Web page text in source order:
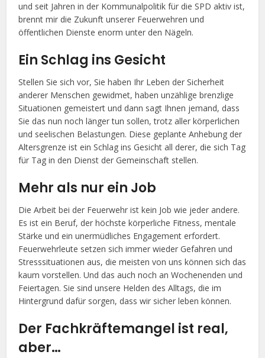
und seit Jahren in der Kommunalpolitik für die SPD aktiv ist,
brennt mir die Zukunft unserer Feuerwehren und
öffentlichen Dienste enorm unter den Nägeln.
Ein Schlag ins Gesicht
Stellen Sie sich vor, Sie haben Ihr Leben der Sicherheit
anderer Menschen gewidmet, haben unzählige brenzlige
Situationen gemeistert und dann sagt Ihnen jemand, dass
Sie das nun noch länger tun sollen, trotz aller körperlichen
und seelischen Belastungen. Diese geplante Anhebung der
Altersgrenze ist ein Schlag ins Gesicht all derer, die sich Tag
für Tag in den Dienst der Gemeinschaft stellen.
Mehr als nur ein Job
Die Arbeit bei der Feuerwehr ist kein Job wie jeder andere.
Es ist ein Beruf, der höchste körperliche Fitness, mentale
Stärke und ein unermüdliches Engagement erfordert.
Feuerwehrleute setzen sich immer wieder Gefahren und
Stresssituationen aus, die meisten von uns können sich das
kaum vorstellen. Und das auch noch an Wochenenden und
Feiertagen. Sie sind unsere Helden des Alltags, die im
Hintergrund dafür sorgen, dass wir sicher leben können.
Der Fachkräftemangel ist real,
aber…